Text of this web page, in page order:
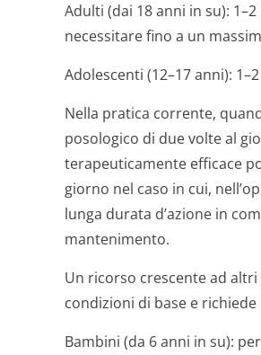
Adulti (dai 18 anni in su):
necessitare fino a un
Adolescenti (12–17 anni):
Nella pratica corrente,
posologico di due volte al
terapeuticamente efficace
giorno nel caso in cui,
lunga durata d’azione in
mantenimento.
Un ricorso crescente ad
condizioni di base e
Bambini (da 6 anni in su):